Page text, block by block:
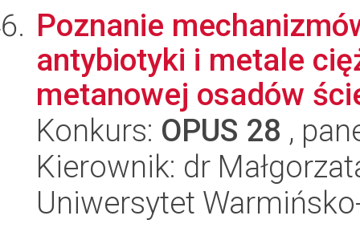
Poznanie
antybiotyki i metale
metanowej osadów
Konkurs: OPUS 28 ,
Kierownik: dr
Uniwersytet